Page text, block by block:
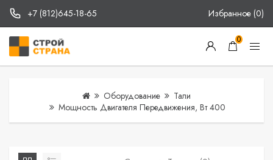
+7 (812)645-18-65 Избранное (0)
0
Оборудование
Тали
Мощность Двигателя Передвижения, Вт 400